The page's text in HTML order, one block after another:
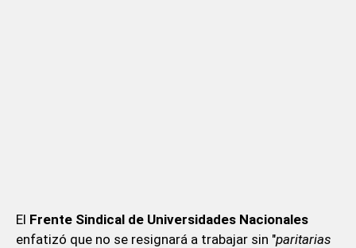
El Frente Sindical de Universidades Nacionales
enfatizó que no se resignará a trabajar sin "paritarias